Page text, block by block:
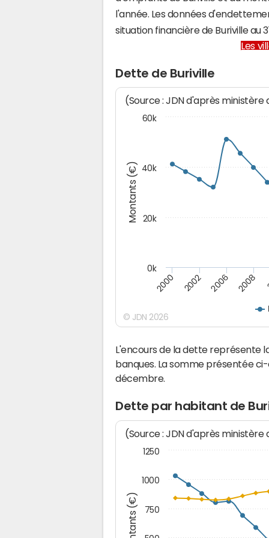
l'année. Les données
situation financière de Buriville au
Les
Dette de Buriville
Montants (€)
(Source : JDN d'après ministère
2000 2002 2006 2008
0k
20k
40k
60k
© JDN 2026
L'encours de la dette représente
banques. La somme présentée
décembre.
Dette par habitant de
Montants (€)
(Source : JDN d'après ministère
750
1000
1250